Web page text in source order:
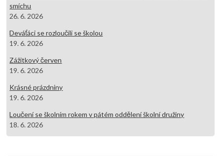
smíchu
26. 6. 2026
Deváťáci se rozloučili se školou
19. 6. 2026
Zážitkový červen
19. 6. 2026
Krásné prázdniny
19. 6. 2026
Loučení se školním rokem v pátém oddělení školní družiny
18. 6. 2026